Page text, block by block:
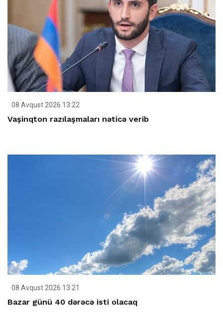
08 Avqust 2026 13:22
Vaşinqton razılaşmaları nəticə verib
08 Avqust 2026 13:21
Bazar günü 40 dərəcə isti olacaq